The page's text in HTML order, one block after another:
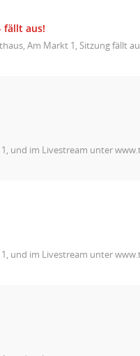
fällt aus!
Am Markt 1, Sitzung fällt
und im Livestream unter
und im Livestream unter